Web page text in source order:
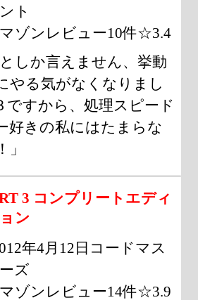
ト
ゾンレビュー10件☆3.4
としか言えません、挙動
やる気がなくなりまし
ですから、処理スピード
好きの私にはたまらな
3 コンプリートエディ
ン
年4月12日コードマス
ズ
ゾンレビュー14件☆3.9